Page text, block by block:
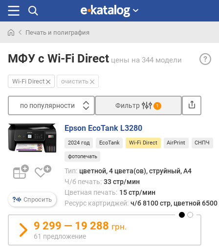
раньше
Печать и полиграфия
МФУ с Wi-Fi Direct цены на 344 модели
Wi-
Fi
Wi-Fi Direct очистить
по популярности
п
о
п
о
п
л
я
р
н
о
Фильтр 1
Спросить
Epson EcoTank L3280
2024 год EcoTank Wi-Fi Direct AirPrint СНПЧ
фотопечать
Тип: цветной, 4 цвета(ов), струйный, A4
Ч/б печать: 33 стр/мин
Цветная печать: 15 стр/мин
Ресурс картриджей: ч/б 8100 стр, цветной 6500
9 299 — 19 288 грн.
61 предложение